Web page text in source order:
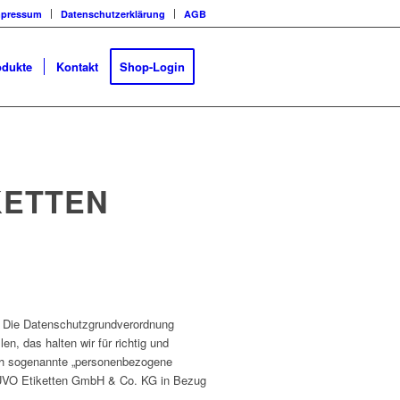
Datenschutzerklärung AGB
Kontakt Shop-Login
Datenschutzgrundverordnung
das halten wir für richtig und
„personenbezogene
Etiketten GmbH & Co. KG in Bezug